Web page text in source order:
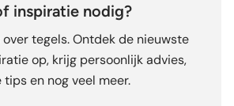
inspiratie nodig?
tegels. Ontdek de nieuwste
op, krijg persoonlijk advies,
en nog veel meer.